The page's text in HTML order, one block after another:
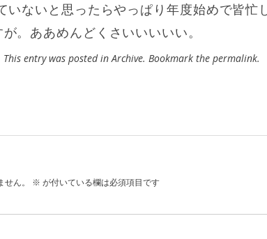
いないと思ったらやっぱり年度始めで皆忙
。ああめんどくさいいいいい。
This entry was posted inArchive. Bookmark the permalink.
ん。
※ が付いている欄は必須項目です